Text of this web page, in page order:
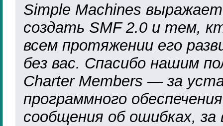
Simple Machines
создать SMF 2.0 и тем,
всем протяжении его
без вас. Спасибо нашим
Charter Members — за
программного
сообщения об ошибках,